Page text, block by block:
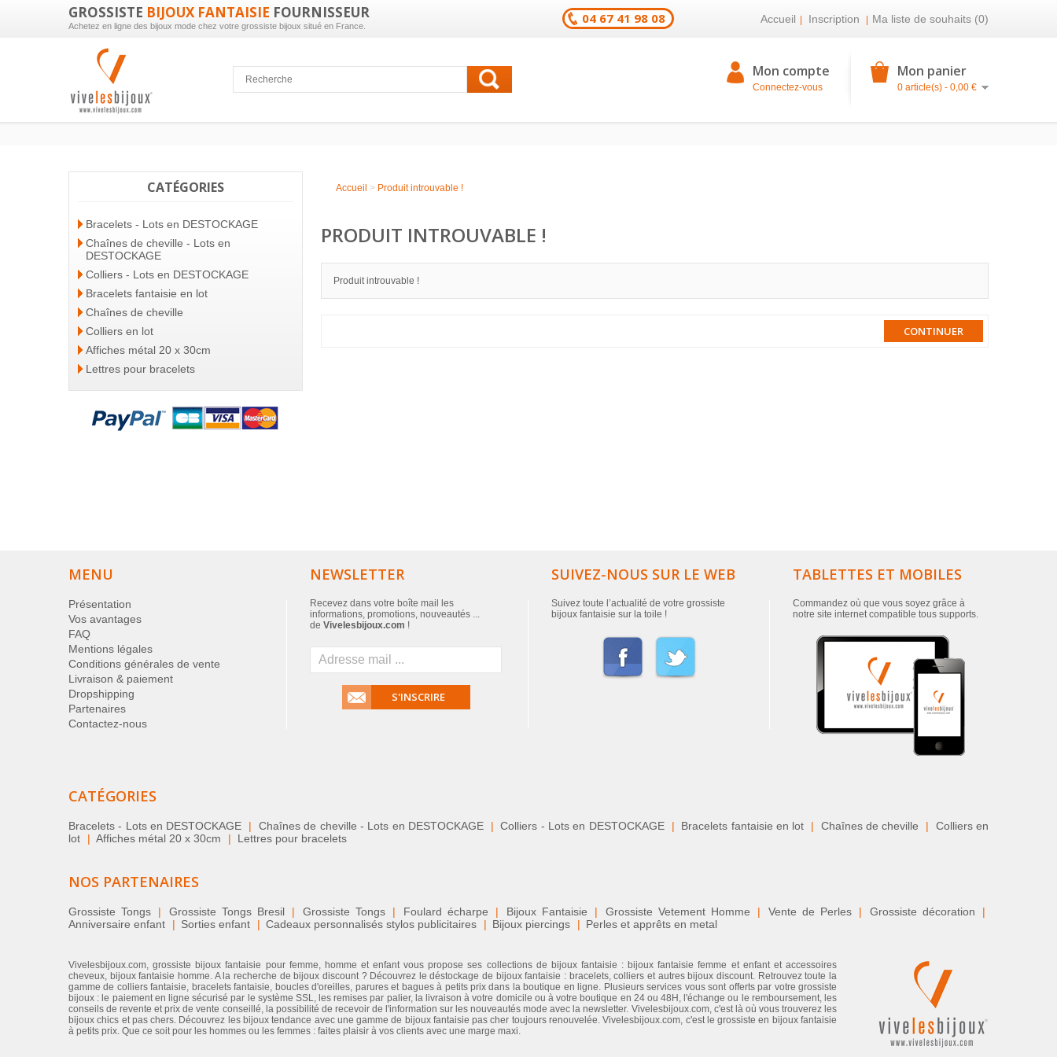
GROSSISTE BIJOUX FANTAISIE FOURNISSEUR
Achetez en ligne des bijoux mode chez votre grossiste bijoux situé en France. 04 67 41 98 08 Accueil Inscription Ma liste de souhaits (0)
Mon compte
Connectez-vous
Mon panier
0 article(s) - 0,00 €
CATÉGORIES
Bracelets - Lots en DESTOCKAGE
Chaînes de cheville - Lots en
DESTOCKAGE
Colliers - Lots en DESTOCKAGE
Bracelets fantaisie en lot
Chaînes de cheville
Colliers en lot
Affiches métal 20 x 30cm
Lettres pour bracelets
Accueil > Produit introuvable !
PRODUIT INTROUVABLE !
Produit introuvable !
CONTINUER
MENU
Présentation
Vos avantages
FAQ
Mentions légales
Conditions générales de vente
Livraison & paiement
Dropshipping
Partenaires
Contactez-nous
NEWSLETTER
Recevez dans votre boîte mail les
informations, promotions, nouveautés ...
de Vivelesbijoux.com !
S'INSCRIRE
SUIVEZ-NOUS SUR LE WEB
Suivez toute l’actualité de votre grossiste
bijoux fantaisie sur la toile !
TABLETTES ET MOBILES
Commandez où que vous soyez grâce à
notre site internet compatible tous supports.
CATÉGORIES
Bracelets - Lots en DESTOCKAGE | Chaînes de cheville - Lots en DESTOCKAGE | Colliers - Lots en DESTOCKAGE | Bracelets fantaisie en lot | Chaînes de cheville |
Colliers en
lot
| Affiches métal 20 x 30cm | Lettres pour bracelets
NOS PARTENAIRES
Grossiste Tongs | Grossiste Tongs Bresil | Grossiste Tongs | Foulard écharpe | Bijoux Fantaisie | Grossiste Vetement Homme | Vente de Perles | Grossiste décoration
|
Anniversaire enfant
| Sorties enfant | Cadeaux personnalisés stylos publicitaires | Bijoux piercings | Perles et apprêts en metal
Vivelesbijoux.com, grossiste bijoux fantaisie pour femme, homme et enfant vous propose ses collections de bijoux fantaisie : bijoux fantaisie femme et enfant et accessoires
cheveux, bijoux fantaisie homme. A la recherche de bijoux discount ? Découvrez le déstockage de bijoux fantaisie : bracelets, colliers et autres bijoux discount. Retrouvez toute la
gamme de colliers fantaisie, bracelets fantaisie, boucles d'oreilles, parures et bagues à petits prix dans la boutique en ligne. Plusieurs services vous sont offerts par votre grossiste
bijoux : le paiement en ligne sécurisé par le système SSL, les remises par palier, la livraison à votre domicile ou à votre boutique en 24 ou 48H, l'échange ou le remboursement, les
conseils de revente et prix de vente conseillé, la possibilité de recevoir de l'information sur les nouveautés mode avec la newsletter. Vivelesbijoux.com, c'est là où vous trouverez les
bijoux chics et pas chers. Découvrez les bijoux tendance avec une gamme de bijoux fantaisie pas cher toujours renouvelée. Vivelesbijoux.com, c'est le grossiste en bijoux fantaisie
à petits prix. Que ce soit pour les hommes ou les femmes : faites plaisir à vos clients avec une marge maxi.